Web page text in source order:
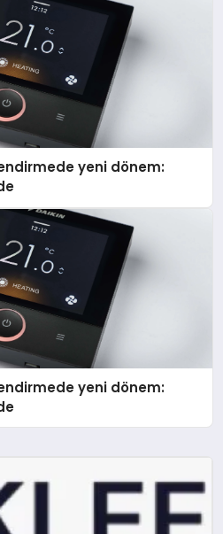
yeni dönem:
yeni dönem: